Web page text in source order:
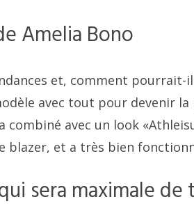
Amelia Bono
et, comment
avec tout pour devenir la
avec un look
blazer, et a très bien
sera maximale de